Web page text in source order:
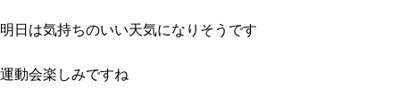
明日は気持ちのいい天気になりそうです
運動会楽しみですね